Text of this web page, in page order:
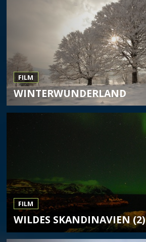
FILM
WINTERWUNDERLAND
FILM
WILDES SKANDINAVIEN (2)